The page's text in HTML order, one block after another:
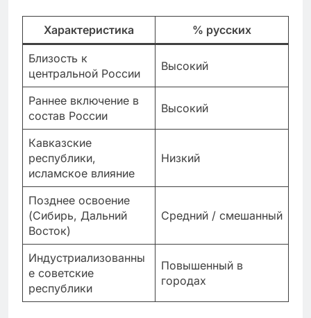
Характеристика % русских
Близость к
центральной России
Высокий
Раннее включение в
состав России
Высокий
Кавказские
республики,
исламское влияние
Низкий
Позднее освоение
(Сибирь, Дальний
Восток)
Средний / смешанный
Индустриализованны
е советские
республики
Повышенный в
городах